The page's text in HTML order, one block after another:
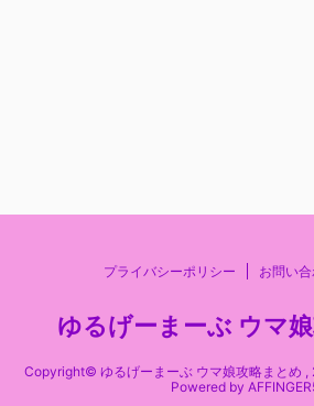
プライバシーポリシー お問い
ゆるげーまーぶ ウマ
Copyright© ゆるげーまーぶ ウマ娘攻略まとめ
Powered by